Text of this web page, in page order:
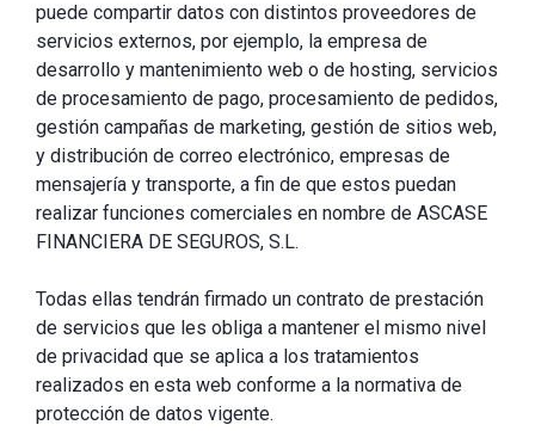
puede compartir datos con distintos proveedores de
servicios externos, por ejemplo, la empresa de
desarrollo y mantenimiento web o de hosting, servicios
de procesamiento de pago, procesamiento de pedidos,
gestión campañas de marketing, gestión de sitios web,
y distribución de correo electrónico, empresas de
mensajería y transporte, a fin de que estos puedan
realizar funciones comerciales en nombre de ASCASE
FINANCIERA DE SEGUROS, S.L.
Todas ellas tendrán firmado un contrato de prestación
de servicios que les obliga a mantener el mismo nivel
de privacidad que se aplica a los tratamientos
realizados en esta web conforme a la normativa de
protección de datos vigente.